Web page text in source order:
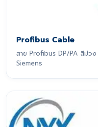
Profibus Cable
สาย Profibus DP/PA สีม่วง
Siemens